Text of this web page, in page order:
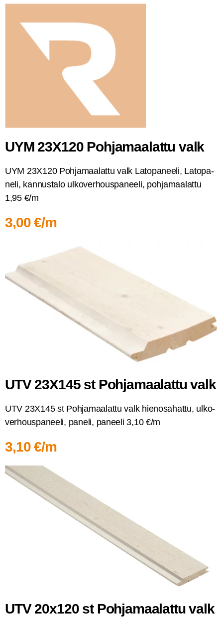
UYM 23X120 Poh­ja­maa­lat­tu valk
UYM 23X120 Poh­ja­maa­lat­tu valk Lato­pa­nee­li, Lato­pa­
ne­li, kan­nus­ta­lo ulko­ver­hous­pa­nee­li, poh­ja­maa­lat­tu
1,95 €/m
3,00 €/m
UTV 23X145 st Poh­ja­maa­lat­tu valk
UTV 23X145 st Poh­ja­maa­lat­tu valk hien­osa­hat­tu, ulko­
ver­hous­pa­nee­li, pane­li, panee­li 3,10 €/m
3,10 €/m
UTV 20x120 st Poh­ja­maa­lat­tu valk